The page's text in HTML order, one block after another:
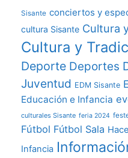
Sisante conciertos y
cultura Sisante Cultura
Cultura y
Deporte Deportes
Juventud EDM Sisante
Educación e Infancia
culturales Sisante feria 2024
Fútbol Fútbol Sala
Infancia